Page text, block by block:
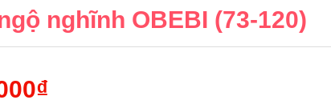
nghĩnh OBEBI (73-120)